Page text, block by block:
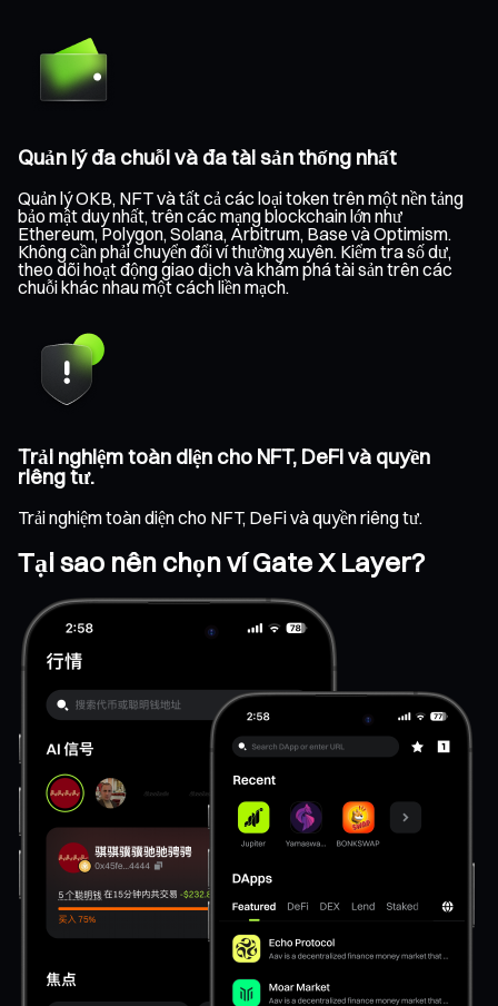
Quản lý đa chuỗi và đa tài sản thống nhất
Quản lý OKB, NFT và tất cả các loại token trên một nền tảng
bảo mật duy nhất, trên các mạng blockchain lớn như
Ethereum, Polygon, Solana, Arbitrum, Base và Optimism.
Không cần phải chuyển đổi ví thường xuyên. Kiểm tra số dư,
theo dõi hoạt động giao dịch và khám phá tài sản trên các
chuỗi khác nhau một cách liền mạch.
Trải nghiệm toàn diện cho NFT, DeFi và quyền
riêng tư.
Trải nghiệm toàn diện cho NFT, DeFi và quyền riêng tư.
Tại sao nên chọn ví Gate X Layer?